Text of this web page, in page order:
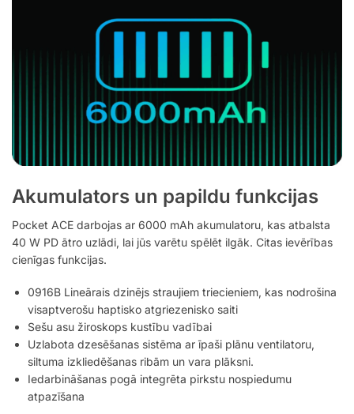
Akumulators un papildu funkcijas
Pocket ACE darbojas ar 6000 mAh akumulatoru, kas atbalsta
40 W PD ātro uzlādi, lai jūs varētu spēlēt ilgāk. Citas ievērības
cienīgas funkcijas.
0916B Lineārais dzinējs straujiem triecieniem, kas nodrošina
visaptverošu haptisko atgriezenisko saiti
Sešu asu žiroskops kustību vadībai
Uzlabota dzesēšanas sistēma ar īpaši plānu ventilatoru,
siltuma izkliedēšanas ribām un vara plāksni.
Iedarbināšanas pogā integrēta pirkstu nospiedumu
atpazīšana